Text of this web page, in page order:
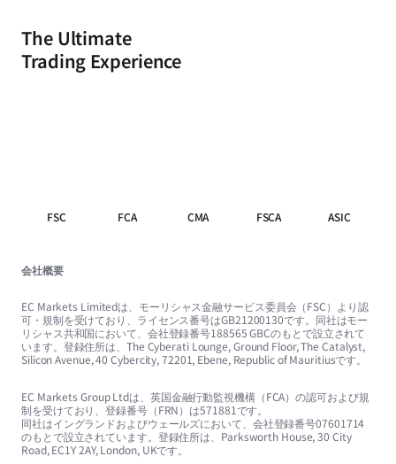
The Ultimate
Trading Experience
FSC FCA CMA FSCA ASIC
会社概要
EC Markets Limitedは、モーリシャス金融サービス委員会（FSC）より認
可・規制を受けており、ライセンス番号はGB21200130です。同社はモー
リシャス共和国において、会社登録番号188565 GBCのもとで設立されて
います。登録住所は、The Cyberati Lounge, Ground Floor, The Catalyst,
Silicon Avenue, 40 Cybercity, 72201, Ebene, Republic of Mauritiusです。
EC Markets Group Ltdは、英国金融行動監視機構（FCA）の認可および規
制を受けており、登録番号（FRN）は571881です。
同社はイングランドおよびウェールズにおいて、会社登録番号07601714
のもとで設立されています。登録住所は、Parksworth House, 30 City
Road, EC1Y 2AY, London, UKです。